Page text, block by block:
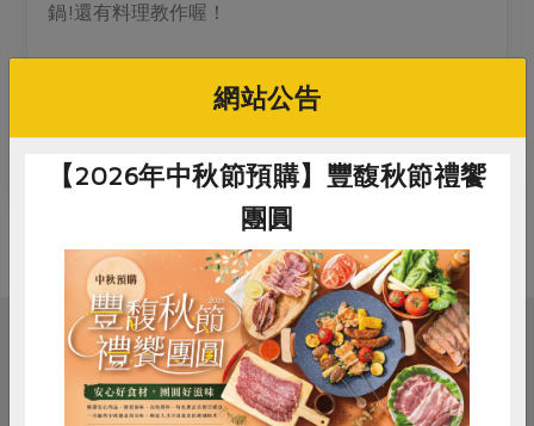
鍋!還有料理教作喔！
請自備環保餐具！不要猶豫!
有限喔!
相關活動
惜食 RPET 食譜 減硝酸鹽
雞蛋 食安 共同購買
網站公告
【2026年中秋節預購】豐馥秋節禮饗
團圓